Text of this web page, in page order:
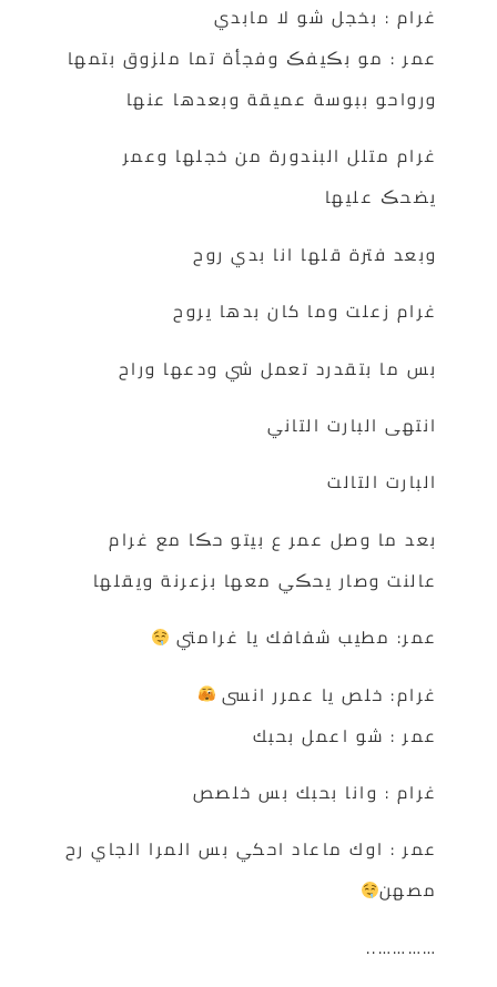
غرام : بخجل شو لا مابدي
عمر : مو بڪيفڪ وفجأة تما ملزوق بتمها
ورواحو ببوسة عميقة وبعدها عنها
غرام متلل البندورة من خجلها وعمر
يضحڪ عليها
وبعد فترة قلها انا بدي روح
غرام زعلت وما كان بدها يروح
بس ما بتقدرد تعمل شي ودعها وراح
انتهى البارت التاني
البارت التالت
بعد ما وصل عمر ع بيتو حڪا مع غرام
عالنت وصار يحڪي معها بزعرنة ويقلها
عمر: مطيب شفافك يا غرامتي
غرام: خلص يا عمرر انسى
عمر : شو اعمل بحبك
غرام : وانا بحبك بس خلصص
عمر : اوك ماعاد احكي بس المرا الجاي رح
…………..